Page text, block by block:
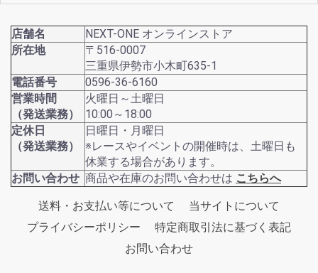
店舗名
NEXT-ONE オンラインストア
所在地
〒516-0007
三重県伊勢市小木町635-1
電話番号
0596-36-6160
営業時間
（発送業務）
火曜日～土曜日
10:00～18:00
定休日
（発送業務）
日曜日・月曜日
※レースやイベントの開催時は、土曜日も
休業する場合があります。
お問い合わせ 商品や在庫のお問い合わせは こちらへ
送料・お支払い等について
当サイトについて
プライバシーポリシー
特定商取引法に基づく表記
お問い合わせ